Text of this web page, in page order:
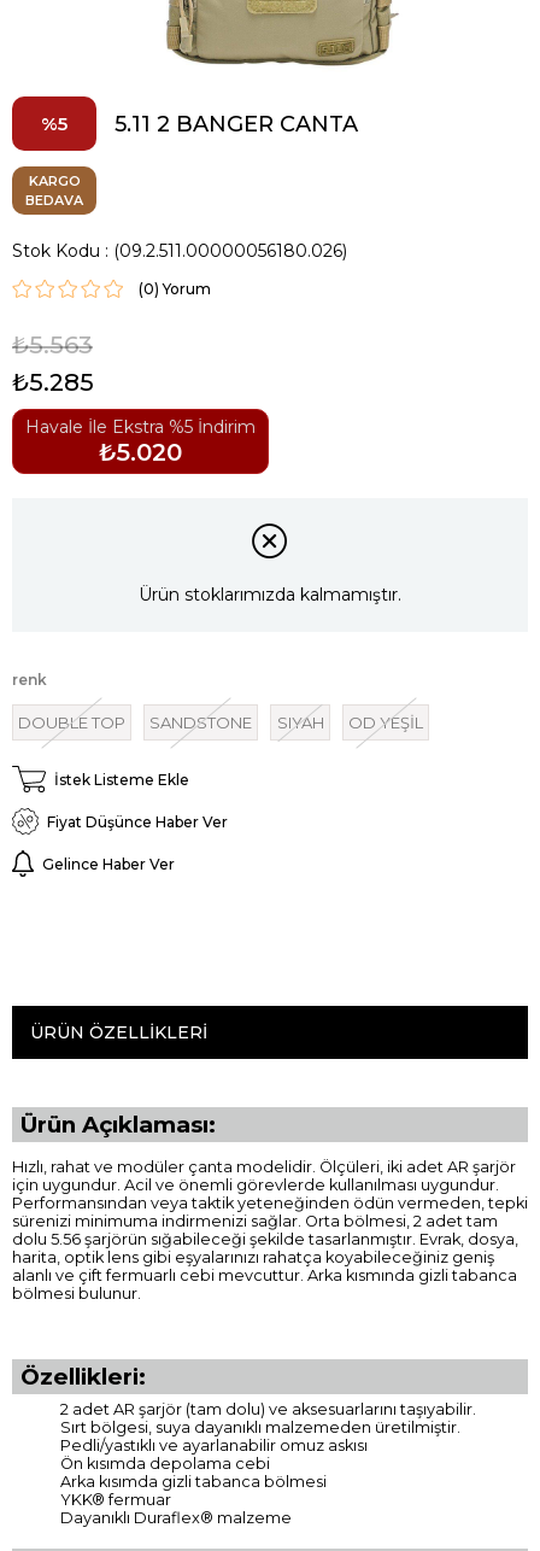
5 5.11 2 BANGER CANTA
KARGO
BEDAVA
Stok Kodu (09.2.511.00000056180.026)
(0)
₺5.563
₺5.285
Havale İle Ekstra %5 İndirim
₺5.020
Ürün stoklarımızda kalmamıştır.
renk
DOUBLE TOP SANDSTONE SIYAH OD YEŞİL
İstek Listeme Ekle
Fiyat Düşünce Haber Ver
Gelince Haber Ver
ÜRÜN ÖZELLIKLERI
Ürün Açıklaması:
Hızlı, rahat ve modüler çanta modelidir. Ölçüleri, iki adet AR şarjör
için uygundur. Acil ve önemli görevlerde kullanılması uygundur.
Performansından veya taktik yeteneğinden ödün vermeden, tepki
sürenizi minimuma indirmenizi sağlar. Orta bölmesi, 2 adet tam
dolu 5.56 şarjörün sığabileceği şekilde tasarlanmıştır. Evrak, dosya,
harita, optik lens gibi eşyalarınızı rahatça koyabileceğiniz geniş
alanlı ve çift fermuarlı cebi mevcuttur. Arka kısmında gizli tabanca
bölmesi bulunur.
Özellikleri:
2 adet AR şarjör (tam dolu) ve aksesuarlarını taşıyabilir.
Sırt bölgesi, suya dayanıklı malzemeden üretilmiştir.
Pedli/yastıklı ve ayarlanabilir omuz askısı
Ön kısımda depolama cebi
Arka kısımda gizli tabanca bölmesi
YKK® fermuar
Dayanıklı Duraflex® malzeme